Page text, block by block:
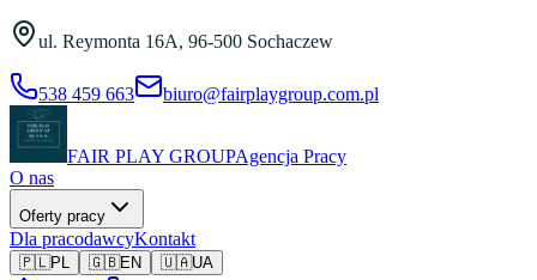
Przejdź do treści
ul. Reymonta 16A, 96-500 Sochaczew
538 459 663 biuro@fairplaygroup.com.pl
FAIR PLAY GROUPAgencja Pracy
O nas
Oferty pracy
Dla pracodawcyKontakt
🇵🇱PL 🇬🇧EN 🇺🇦UA